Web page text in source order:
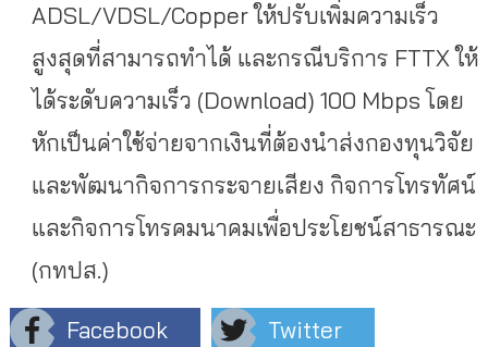
ADSL/VDSL/Copper ให้ปรับเพิ่มความเร็ว
สูงสุดที่สามารถทำได้ และกรณีบริการ FTTX ให้
ได้ระดับความเร็ว (Download) 100 Mbps โดย
หักเป็นค่าใช้จ่ายจากเงินที่ต้องนำส่งกองทุนวิจัย
และพัฒนากิจการกระจายเสียง กิจการโทรทัศน์
และกิจการโทรคมนาคมเพื่อประโยชน์สาธารณะ
(กทปส.)
Facebook
Twitter